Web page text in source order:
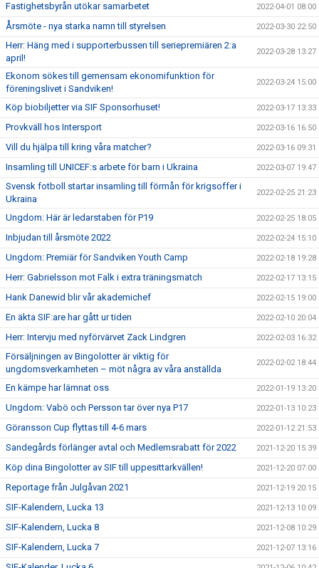
Fastighetsbyrån utökar samarbetet 2022-04-01 08:00
Årsmöte - nya starka namn till styrelsen 2022-03-30 22:50
Herr: Häng med i supporterbussen till seriepremiären 2:a
april!
2022-03-28 13:27
Ekonom sökes till gemensam ekonomifunktion för
föreningslivet i Sandviken!
2022-03-24 15:00
Köp biobiljetter via SIF Sponsorhuset! 2022-03-17 13:33
Provkväll hos Intersport 2022-03-16 16:50
Vill du hjälpa till kring våra matcher? 2022-03-16 09:31
Insamling till UNICEF:s arbete för barn i Ukraina 2022-03-07 19:47
Svensk fotboll startar insamling till förmån för krigsoffer i
Ukraina
2022-02-25 21:23
Ungdom: Här är ledarstaben för P19 2022-02-25 18:05
Inbjudan till årsmöte 2022 2022-02-24 15:10
Ungdom: Premiär för Sandviken Youth Camp 2022-02-18 19:28
Herr: Gabrielsson mot Falk i extra träningsmatch 2022-02-17 13:15
Hank Danewid blir vår akademichef 2022-02-15 19:00
En äkta SIF:are har gått ur tiden 2022-02-10 20:04
Herr: Intervju med nyförvärvet Zack Lindgren 2022-02-03 16:32
Försäljningen av Bingolotter är viktig för
ungdomsverkamheten – möt några av våra anställda
2022-02-02 18:44
En kämpe har lämnat oss 2022-01-19 13:20
Ungdom: Vabö och Persson tar över nya P17 2022-01-13 10:23
Göransson Cup flyttas till 4-6 mars 2022-01-12 21:53
Sandegårds förlänger avtal och Medlemsrabatt för 2022 2021-12-20 15:39
Köp dina Bingolotter av SIF till uppesittarkvällen! 2021-12-20 07:00
Reportage från Julgåvan 2021 2021-12-19 20:15
SIF-Kalendern, Lucka 13 2021-12-13 10:09
SIF-Kalendern, Lucka 8 2021-12-08 10:29
SIF-Kalendern, Lucka 7 2021-12-07 13:16